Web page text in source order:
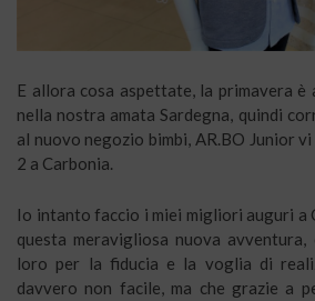
E allora cosa aspettate, la primavera
nella nostra amata Sardegna, quindi
al nuovo negozio bimbi, AR.BO Junior
2 a Carbonia.
Io intanto faccio i miei migliori auguri a
questa meravigliosa nuova avventura,
loro per la fiducia e la voglia di
davvero non facile, ma che grazie a